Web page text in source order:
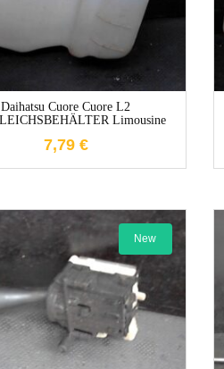
Daihatsu Cuore Cuore L2
Limousine
7,79 €
New
1-3 Werktage